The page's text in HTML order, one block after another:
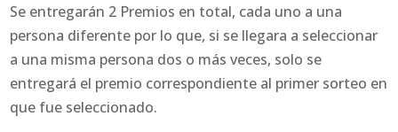
Se entregarán 2 Premios en total, cada uno a una
persona diferente por lo que, si se llegara a seleccionar
a una misma persona dos o más veces, solo se
entregará el premio correspondiente al primer sorteo en
que fue seleccionado.